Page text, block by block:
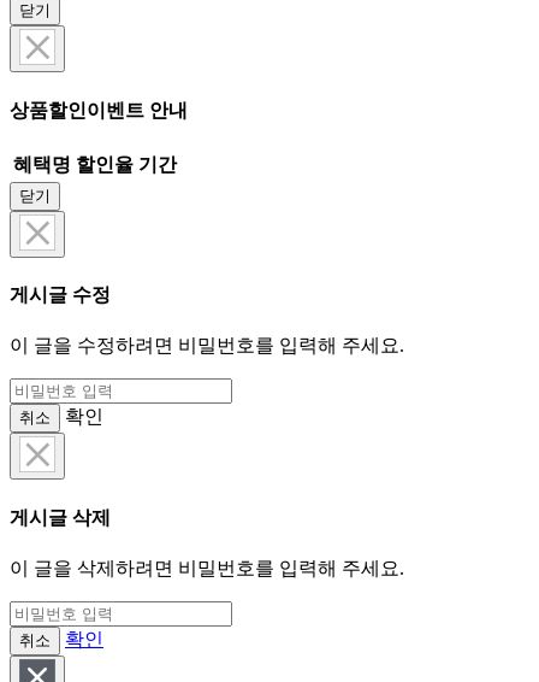
닫기
상품할인이벤트 안내
혜택명 할인율 기간
닫기
게시글 수정
이 글을 수정하려면 비밀번호를 입력해 주세요.
취소 확인
게시글 삭제
이 글을 삭제하려면 비밀번호를 입력해 주세요.
취소 확인